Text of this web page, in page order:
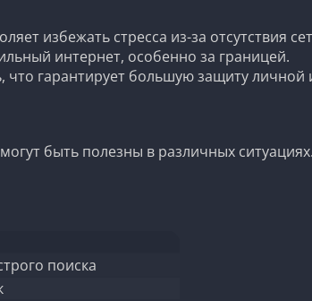
избежать стресса из-за отсутствия
интернет, особенно за границей.
что гарантирует большую защиту
быть полезны в различных
поиска